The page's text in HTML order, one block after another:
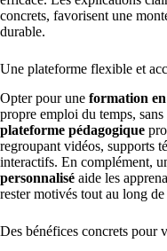
concrets, favorisent une
durable.
Une plateforme flexible et
Opter pour une formation
propre emploi du temps,
plateforme pédagogique
regroupant vidéos, supports
interactifs. En complément,
personnalisé aide les
rester motivés tout au long
Des bénéfices concrets pour